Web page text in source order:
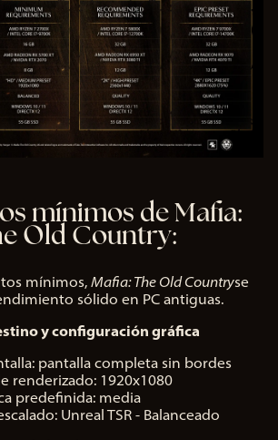
mínimos de Mafia:
Old Country:
mínimos, Mafia: The Old Countryse
sólido en PC antiguas.
y configuración gráfica
pantalla completa sin bordes
renderizado: 1920x1080
predefinida: media
Unreal TSR - Balanceado